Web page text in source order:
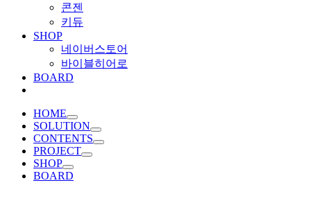
콘젠
키듀
SHOP
네이버스토어
바이블히어로
BOARD
HOME
SOLUTION
CONTENTS
PROJECT
SHOP
BOARD